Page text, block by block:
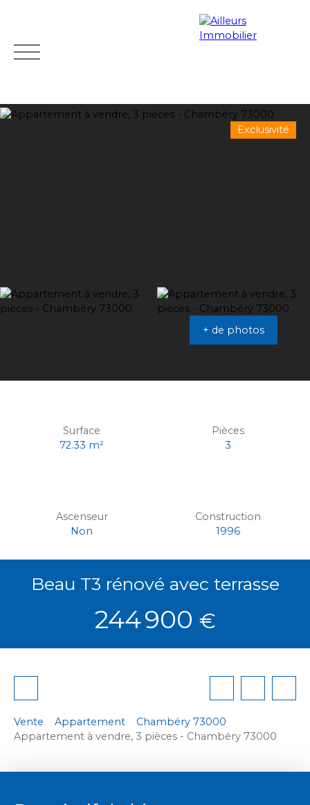
Exclusivité
+ de photos
Surface
72.33 m²
Pièces
3
Ascenseur
Non
Construction
1996
Beau T3 rénové avec terrasse
244 900 €
Vente Appartement
Chambéry 73000
Appartement à vendre, 3 pièces - Chambéry 73000